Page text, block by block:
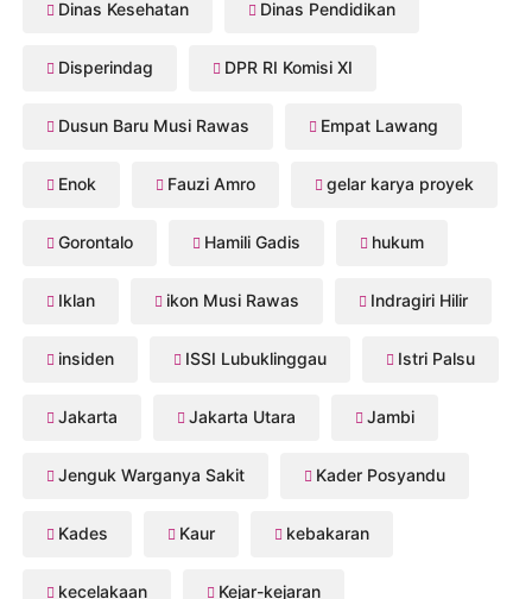
Dinas Kesehatan Dinas Pendidikan
Disperindag DPR RI Komisi XI
Dusun Baru Musi Rawas Empat Lawang
Enok Fauzi Amro gelar karya proyek
Gorontalo Hamili Gadis hukum
Iklan ikon Musi Rawas Indragiri Hilir
insiden ISSI Lubuklinggau Istri Palsu
Jakarta Jakarta Utara Jambi
Jenguk Warganya Sakit Kader Posyandu
Kades Kaur kebakaran
kecelakaan Kejar-kejaran